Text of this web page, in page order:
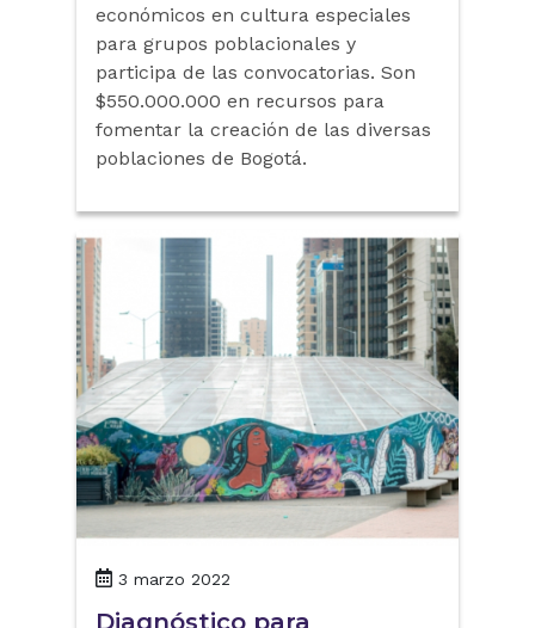
económicos en cultura especiales
para grupos poblacionales y
participa de las convocatorias. Son
$550.000.000 en recursos para
fomentar la creación de las diversas
poblaciones de Bogotá.
3 marzo 2022
Diagnóstico para